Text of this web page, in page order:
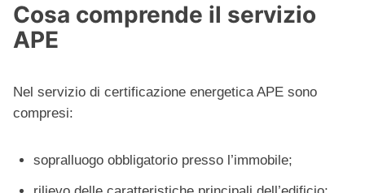
Cosa comprende il servizio
APE
Nel servizio di certificazione energetica APE sono
compresi:
sopralluogo obbligatorio presso l’immobile;